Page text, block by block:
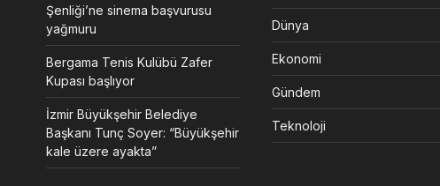
Şenliği’ne sinema başvurusu
yağmuru
Bergama Tenis Kulübü Zafer
Kupası başlıyor
İzmir Büyükşehir Belediye
Başkanı Tunç Soyer: “Büyükşehir
kale üzere ayakta”
Dünya
Ekonomi
Gündem
Teknoloji